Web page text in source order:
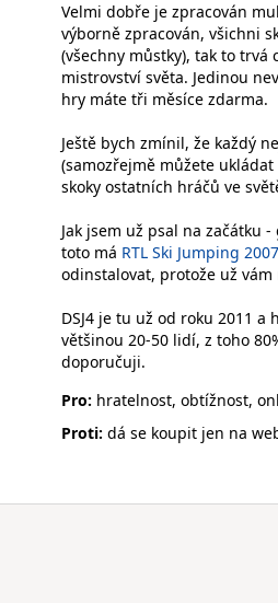
Velmi dobře je zpracován
výborně zpracován, všichni
(všechny můstky), tak to
mistrovství světa. Jedinou
hry máte tři měsíce zdarma.
Ještě bych zmínil, že každý
(samozřejmě můžete
skoky ostatních hráčů ve
Jak jsem už psal na začátku
toto má RTL Ski Jumping 2007
odinstalovat, protože už
DSJ4 je tu už od roku 2011
většinou 20-50 lidí, z toho
doporučuji.
Pro: hratelnost, obtížnost,
Proti: dá se koupit jen na